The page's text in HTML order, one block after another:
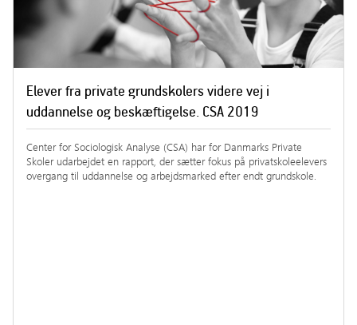
Elever fra private grundskolers videre vej i
uddannelse og beskæftigelse. CSA 2019
Center for Sociologisk Analyse (CSA) har for Danmarks Private
Skoler udarbejdet en rapport, der sætter fokus på privatskoleelevers
overgang til uddannelse og arbejdsmarked efter endt grundskole.